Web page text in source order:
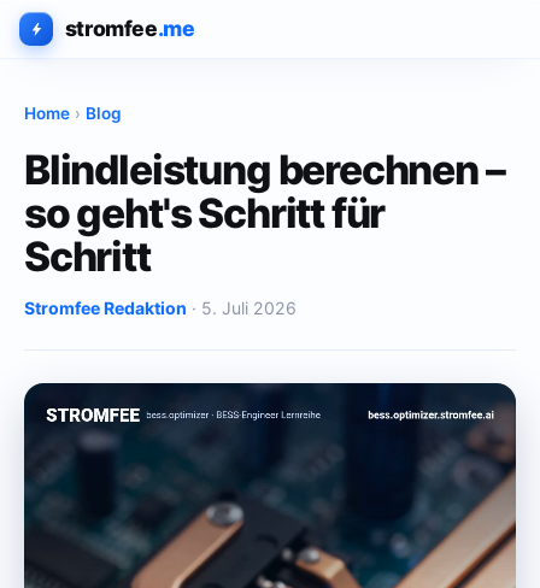
stromfee.me
Home › Blog
Blindleistung berechnen –
so geht's Schritt für
Schritt
Stromfee Redaktion · 5. Juli 2026